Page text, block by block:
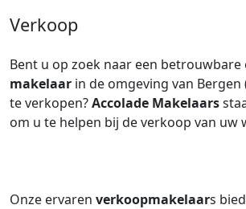
Verkoop
Bent u op zoek naar een
makelaar in de omgeving van
te verkopen?Accolade Makelaars
om u te helpen bij de verkoop van uw
Onze ervaren verkoopmakelaars